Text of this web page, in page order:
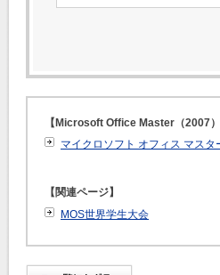
【Microsoft Office Master（2007）
マイクロソフト オフィス マスタ
【関連ページ】
MOS世界学生大会